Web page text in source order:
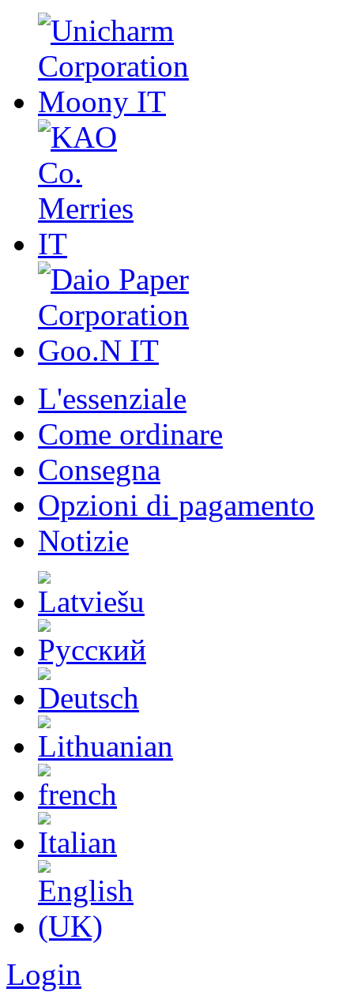
L'essenziale
Come ordinare
Consegna
Opzioni di pagamento
Notizie
Login